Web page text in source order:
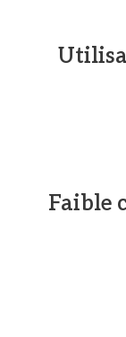
Faible